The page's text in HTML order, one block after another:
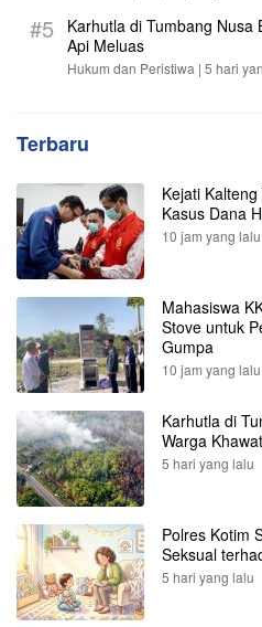
#5
Karhutla di Tumbang Nusa
Api Meluas
Hukum dan Peristiwa | 5 hari
Terbaru
Kejati
Kasus Dana
10 jam yang lalu
Mahasiswa
Stove untuk
Gumpa
10 jam yang lalu
Karhutla di
Warga
5 hari yang lalu
Polres Kotim
Seksual
5 hari yang lalu